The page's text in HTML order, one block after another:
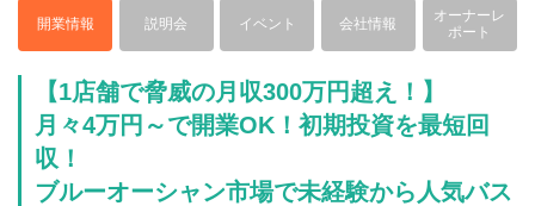
教育・保育業
飲食・菓子業
サービス業
1円〜100万円
101万円～300万円
301万円～500万円
501万円～1000万円
エリア
北海道
東北
甲信越・北陸
ランキング
総合ランキング
介護
説明会
イベント
開業情報 説明会 イベント 会社情報
オーナーレ
ポート
【1店舗で脅威の月収300万円超え！】
月々4万円～で開業OK！初期投資を最短回
収！
ブルーオーシャン市場で未経験から人気バス